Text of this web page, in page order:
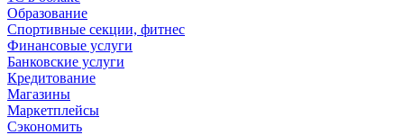
Образование
Спортивные секции, фитнес
Финансовые услуги
Банковские услуги
Кредитование
Магазины
Маркетплейсы
Сэкономить